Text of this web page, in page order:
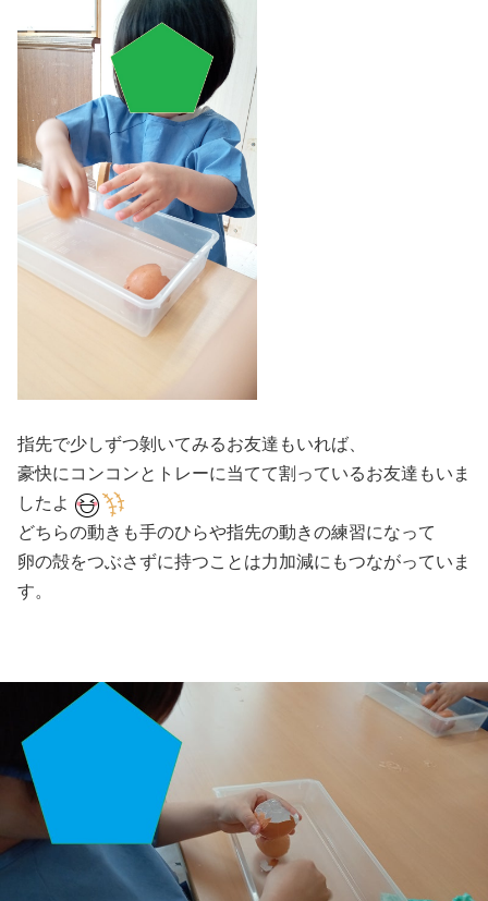
指先で少しずつ剝いてみるお友達もいれば、
豪快にコンコンとトレーに当てて割っているお友達もいま
したよ
どちらの動きも手のひらや指先の動きの練習になって
卵の殻をつぶさずに持つことは力加減にもつながっていま
す。